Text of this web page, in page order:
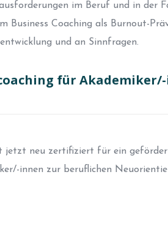
im Beruf und in der
Business Coaching als Burnout-
und an Sinnfragen.
für
jetzt neu zertifiziert für ein
innen zur beruflichen